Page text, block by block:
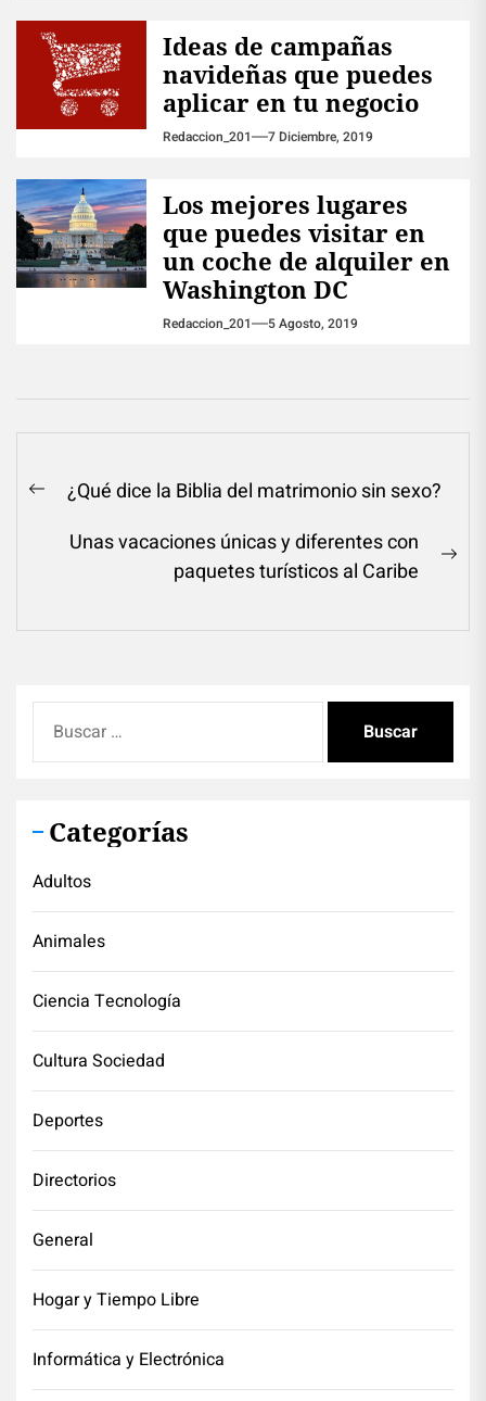
Ideas de campañas
navideñas que puedes
aplicar en tu negocio
Redaccion_201 7 Diciembre, 2019
Los mejores lugares
que puedes visitar en
un coche de alquiler en
Washington DC
Redaccion_201 5 Agosto, 2019
Navegación
entradas
Previous¿Qué dice la Biblia del matrimonio sin sexo?
Unas vacaciones únicas y diferentes con
paquetes turísticos al Caribe
Categorías
Adultos
Animales
Ciencia Tecnología
Cultura Sociedad
Deportes
Directorios
General
Hogar y Tiempo Libre
Informática y Electrónica